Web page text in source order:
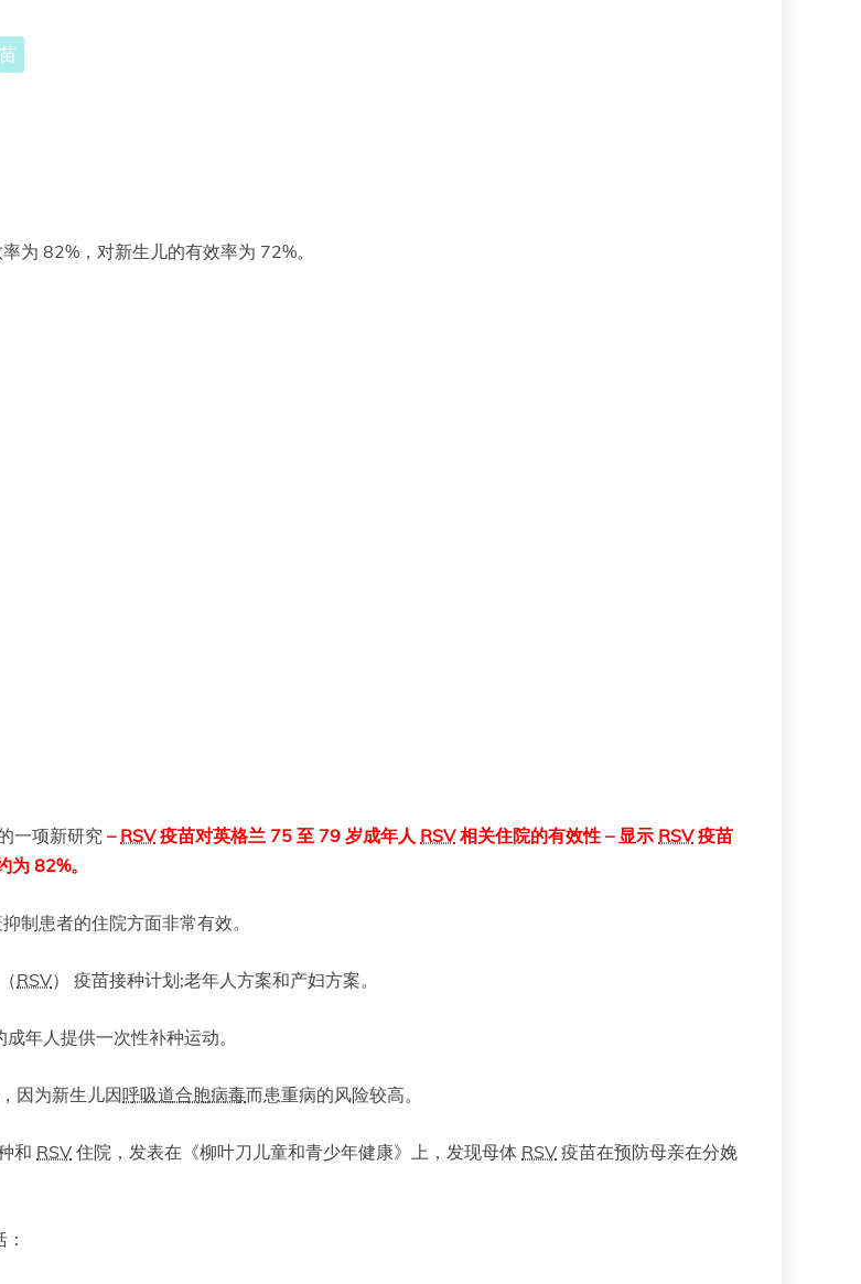
为 82%，对新生儿的有效率为 72%。
一项新研究 – RSV疫苗对英格兰 75 至 79 岁成年人 RSV相关住院的有效性 – 显示 RSV疫苗
82%。
制患者的住院方面非常有效。
RSV） 疫苗接种计划;老年人方案和产妇方案。
年人提供一次性补种运动。
因为新生儿因呼吸道合胞病毒而患重病的风险较高。
和 RSV 住院，发表在《柳叶刀儿童和青少年健康》上，发现母体 RSV 疫苗在预防母亲在分娩